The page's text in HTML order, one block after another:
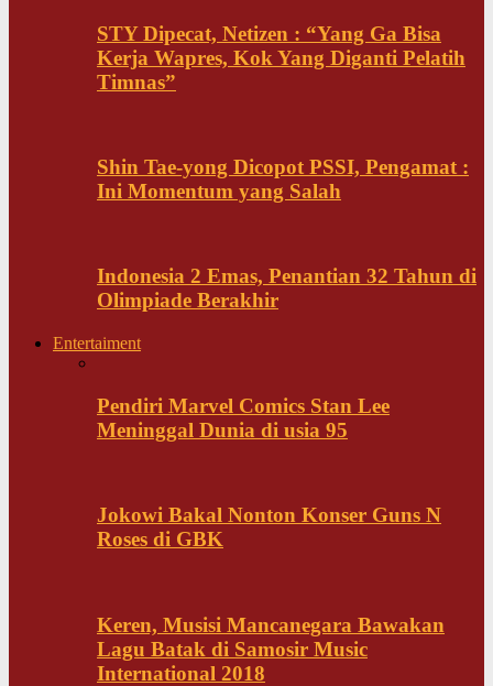
STY Dipecat, Netizen : “Yang Ga Bisa
Kerja Wapres, Kok Yang Diganti Pelatih
Timnas”
Shin Tae-yong Dicopot PSSI, Pengamat :
Ini Momentum yang Salah
Indonesia 2 Emas, Penantian 32 Tahun di
Olimpiade Berakhir
Entertaiment
Pendiri Marvel Comics Stan Lee
Meninggal Dunia di usia 95
Jokowi Bakal Nonton Konser Guns N
Roses di GBK
Keren, Musisi Mancanegara Bawakan
Lagu Batak di Samosir Music
International 2018